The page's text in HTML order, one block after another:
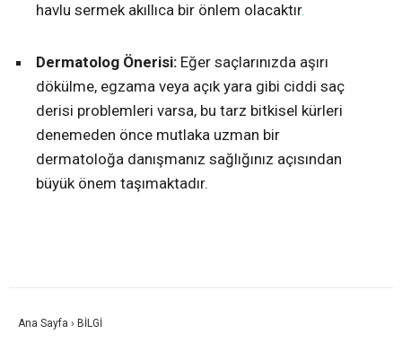
havlu sermek akıllıca bir önlem olacaktır.
Dermatolog Önerisi: Eğer saçlarınızda aşırı
dökülme, egzama veya açık yara gibi ciddi saç
derisi problemleri varsa, bu tarz bitkisel kürleri
denemeden önce mutlaka uzman bir
dermatoloğa danışmanız sağlığınız açısından
büyük önem taşımaktadır.
Ana Sayfa › BİLGİ